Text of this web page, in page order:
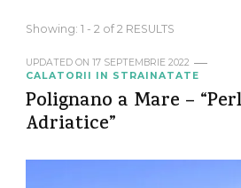
Showing: 1 - 2 of 2 RESULTS
UPDATED ON 17 SEPTEMBRIE 2022
CALATORII IN STRAINATATE
Polignano a Mare –
Adriatice”